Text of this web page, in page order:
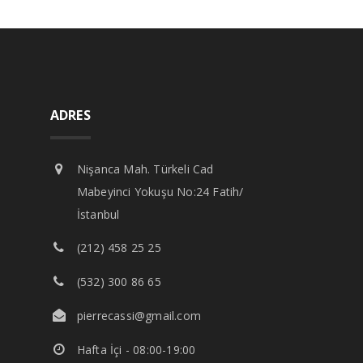
ADRES
Nişanca Mah. Türkeli Cad
Mabeyinci Yokuşu No:24 Fatih/
İstanbul
(212) 458 25 25
(532) 300 86 65
pierrecassi@gmail.com
Hafta İçi - 08:00-19:00